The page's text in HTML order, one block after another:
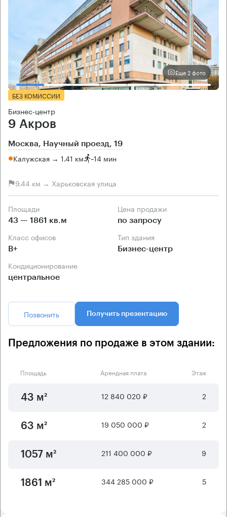
Еще 2 фото
БЕЗ КОМИССИИ
Бизнес-центр
9 Акров
Москва, Научный проезд, 19
Калужская → 1.41 км ~14 мин
9.44 км → Харьковская улица
Площади
43 — 1861 кв.м
Цена продажи
по запросу
Класс офисов
B+
Тип здания
Бизнес-центр
Кондиционирование
центральное
Позвонить Получить презентацию
Предложения по продаже в этом здании:
Площадь Арендная плата Этаж
43 м² 12 840 020 ₽ 2
63 м² 19 050 000 ₽ 2
1057 м² 211 400 000 ₽ 9
1861 м² 344 285 000 ₽ 5